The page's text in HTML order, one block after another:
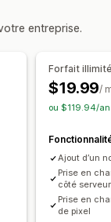
entreprise.
Forfait
$19.99/
ou $119.94/
Ajout d’un
Prise en
côté serveur
Prise en
de pixel